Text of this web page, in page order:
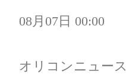
08月07日 00:00
オリコンニュース